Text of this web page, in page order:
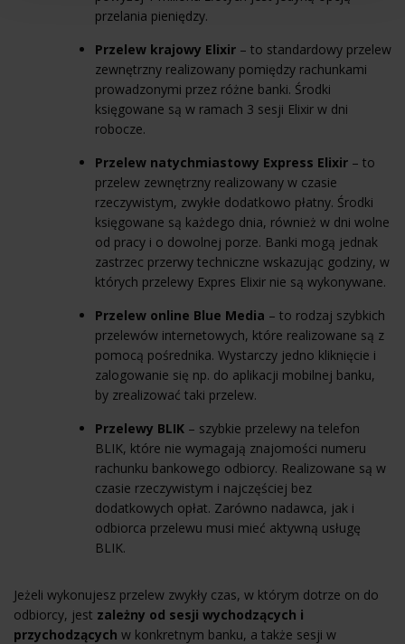
przelania pieniędzy.
Przelew krajowy Elixir – to standardowy przelew
zewnętrzny realizowany pomiędzy rachunkami
prowadzonymi przez różne banki. Środki
księgowane są w ramach 3 sesji Elixir w dni
robocze.
Przelew natychmiastowy Express Elixir – to
przelew zewnętrzny realizowany w czasie
rzeczywistym, zwykłe dodatkowo płatny. Środki
księgowane są każdego dnia, również w dni wolne
od pracy i o dowolnej porze. Banki mogą jednak
zastrzec przerwy techniczne wskazując godziny, w
których przelewy Expres Elixir nie są wykonywane.
Przelew online Blue Media – to rodzaj szybkich
przelewów internetowych, które realizowane są z
pomocą pośrednika. Wystarczy jedno kliknięcie i
zalogowanie się np. do aplikacji mobilnej banku,
by zrealizować taki przelew.
Przelewy BLIK – szybkie przelewy na telefon
BLIK, które nie wymagają znajomości numeru
rachunku bankowego odbiorcy. Realizowane są w
czasie rzeczywistym i najczęściej bez
dodatkowych opłat. Zarówno nadawca, jak i
odbiorca przelewu musi mieć aktywną usługę
BLIK.
Jeżeli wykonujesz przelew zwykły czas, w którym dotrze on do
odbiorcy, jest zależny od sesji wychodzących i
przychodzących w konkretnym banku, a także sesji w